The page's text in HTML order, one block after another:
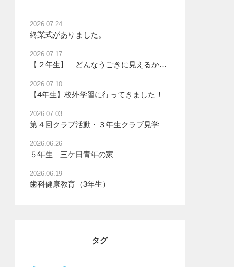
2026.07.24
終業式がありました。
2026.07.17
【２年生】 どんなうごきに見えるかな？
2026.07.10
【4年生】校外学習に行ってきました！
2026.07.03
第４回クラブ活動・３年生クラブ見学
2026.06.26
５年生 三ケ日青年の家
2026.06.19
歯科健康教育（3年生）
タグ